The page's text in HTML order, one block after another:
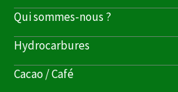
Qui sommes-nous ?
Hydrocarbures
Cacao / Café